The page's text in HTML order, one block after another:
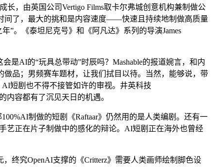
，由英国公司Vertigo Films取卡尔弗城创意机构兼制做公
间了，最大的挑和是内容速度——快速且持续地制做高质量
”。《泰坦尼克号》和《阿凡达》系列的导演James
AI的“玩具总带动”时辰吗？Mashable的报道婉言，和内
做品；男频赛车题材，让我们拭目以待。当然，能够说，带
短剧也不得不接管如许的审视。井英科技
内容都有了沉见天日的机遇。
制做的短剧《Raftaar》仍然用的是人类编剧。还有一
艺正在片子制做中的感化的辩论。AI短剧正在海外也曾经
终究OpenAI支撑的《Critterz》需要人类画师绘制脚色设